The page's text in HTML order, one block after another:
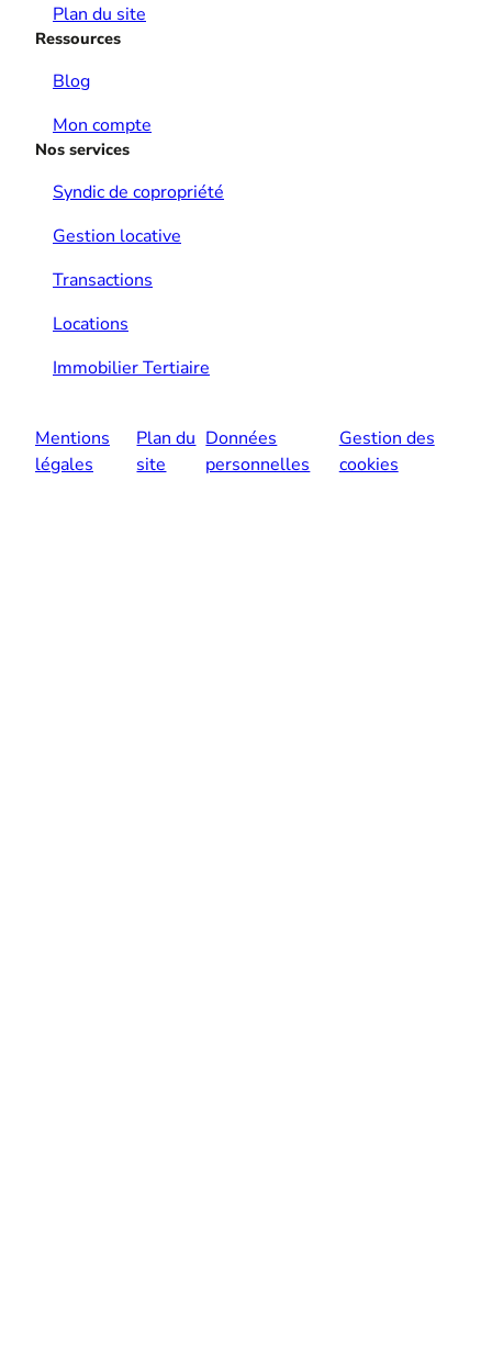
Plan du site
Ressources
Blog
Mon compte
Nos services
Syndic de copropriété
Gestion locative
Transactions
Locations
Immobilier Tertiaire
Mentions
légales
Plan du
site
Données
personnelles
Gestion des
cookies